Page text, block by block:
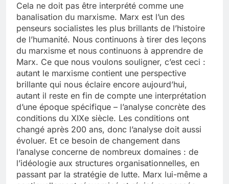
Cela ne doit pas être interprété comme une
banalisation du marxisme. Marx est l’un des
penseurs socialistes les plus brillants de l’histoire
de l’humanité. Nous continuons à tirer des leçons
du marxisme et nous continuons à apprendre de
Marx. Ce que nous voulons souligner, c’est ceci :
autant le marxisme contient une perspective
brillante qui nous éclaire encore aujourd’hui,
autant il reste en fin de compte une interprétation
d’une époque spécifique – l’analyse concrète des
conditions du XIXe siècle. Les conditions ont
changé après 200 ans, donc l’analyse doit aussi
évoluer. Et ce besoin de changement dans
l’analyse concerne de nombreux domaines : de
l’idéologie aux structures organisationnelles, en
passant par la stratégie de lutte. Marx lui-même a